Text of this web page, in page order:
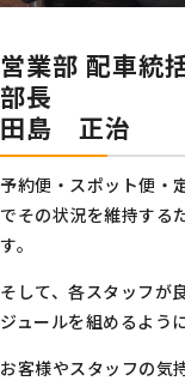
営業部 配車統
部長
田島 正治
予約便・スポット便・
でその状況を維持する
す。
そして、各スタッフが
ジュールを組めるよう
お客様やスタッフの気